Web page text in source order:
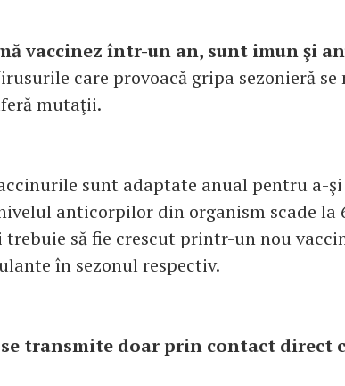
vaccinez într-un an, sunt imun şi
care provoacă gripa sezonieră
mutaţii.
sunt adaptate anual pentru a-
anticorpilor din organism scade la
trebuie să fie crescut printr-un nou
în sezonul respectiv.
transmite doar prin contact direct